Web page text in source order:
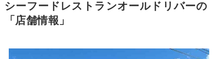
シーフードレストランオールドリバーの
「店舗情報」